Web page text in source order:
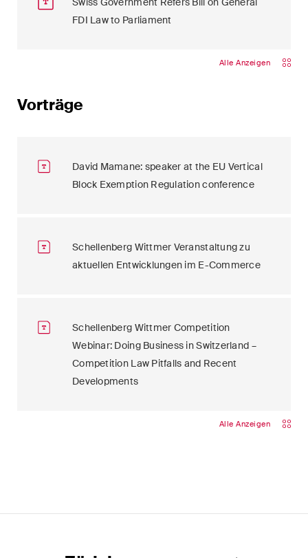
FDI Law to Parliament
Alle Anzeigen
Vorträge
David Mamane: speaker at the EU Vertical
Block Exemption Regulation conference
Schellenberg Wittmer Veranstaltung zu
aktuellen Entwicklungen im E-Commerce
Schellenberg Wittmer Competition
Webinar: Doing Business in Switzerland –
Competition Law Pitfalls and Recent
Developments
Alle Anzeigen